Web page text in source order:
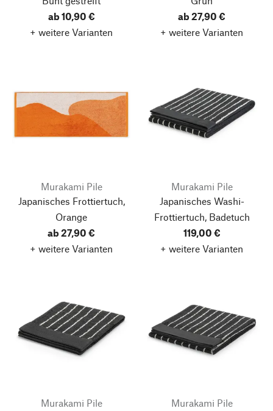
ab 10,90 €
+ weitere Varianten
ab 27,90 €
+ weitere Varianten
Murakami Pile
Japanisches Frottiertuch,
Orange
ab 27,90 €
+ weitere Varianten
Murakami Pile
Japanisches Washi-
Frottiertuch, Badetuch
119,00 €
+ weitere Varianten
Murakami Pile
Murakami Pile